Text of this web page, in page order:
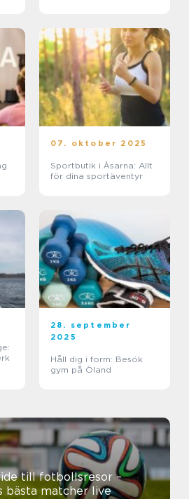
07. oktober 2025
Sportbutik i Åsarna: Allt
för dina sportäventyr
28. september
2025
Håll dig i form: Besök
gym på Öland
till fotbollsresor –
bästa matcher live